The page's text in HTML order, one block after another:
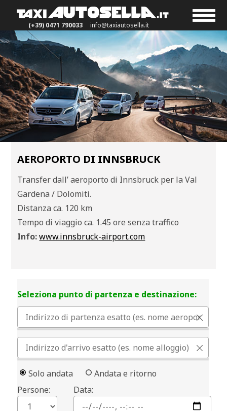
(+39) 0471 790033 info@taxiautosella.it
AEROPORTO DI INNSBRUCK
Transfer dall’ aeroporto di Innsbruck per la Val
Gardena / Dolomiti.
Distanza ca. 120 km
Tempo di viaggio ca. 1.45 ore senza traffico
Info: www.innsbruck-airport.com
Seleziona punto di partenza e destinazione:
Solo andata
Andata e ritorno
Persone:
Data: